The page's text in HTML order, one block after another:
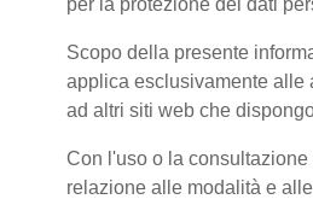
per la protezione dei dati
Scopo della presente
applica esclusivamente alle
ad altri siti web che
Con l'uso o la
relazione alle modalità e